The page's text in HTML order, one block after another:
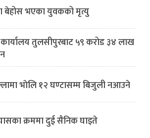
बेहोस भएका युवकको मृत्यु
तुलसीपुरबाट ५९ करोड ३४ लाख
भाेलि १२ घण्टासम्म बिजुली नआउने
क्रममा दुई सैनिक घाइते